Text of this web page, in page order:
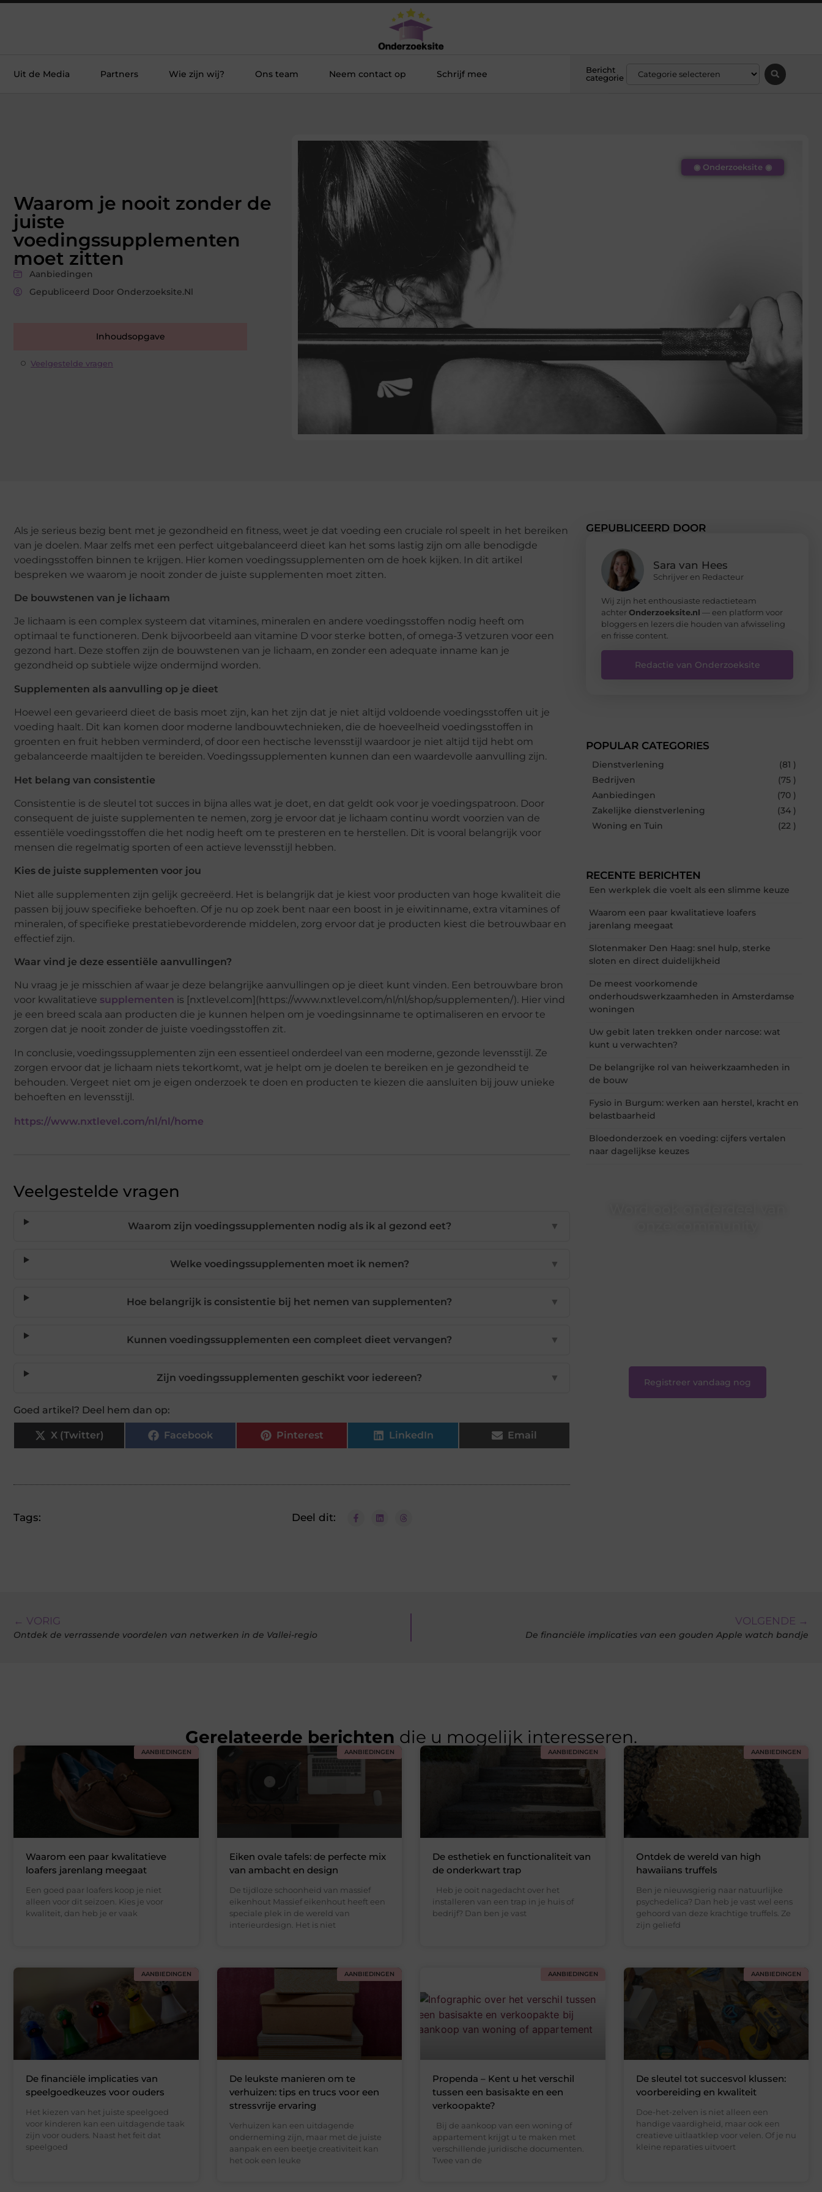
Uit de Media Partners Wie zijn wij? Ons team Neem contact op Schrijf mee
Bericht
categorie
Waarom je nooit zonder de
juiste
voedingssupplementen
moet zitten
Aanbiedingen
Gepubliceerd Door Onderzoeksite.nl
Inhoudsopgave
Veelgestelde vragen
◉ Onderzoeksite ◉
Als je serieus bezig bent met je gezondheid en fitness, weet je dat voeding een cruciale rol speelt in het bereiken
van je doelen. Maar zelfs met een perfect uitgebalanceerd dieet kan het soms lastig zijn om alle benodigde
voedingsstoffen binnen te krijgen. Hier komen voedingssupplementen om de hoek kijken. In dit artikel
bespreken we waarom je nooit zonder de juiste supplementen moet zitten.
De bouwstenen van je lichaam
Je lichaam is een complex systeem dat vitamines, mineralen en andere voedingsstoffen nodig heeft om
optimaal te functioneren. Denk bijvoorbeeld aan vitamine D voor sterke botten, of omega-3 vetzuren voor een
gezond hart. Deze stoffen zijn de bouwstenen van je lichaam, en zonder een adequate inname kan je
gezondheid op subtiele wijze ondermijnd worden.
Supplementen als aanvulling op je dieet
Hoewel een gevarieerd dieet de basis moet zijn, kan het zijn dat je niet altijd voldoende voedingsstoffen uit je
voeding haalt. Dit kan komen door moderne landbouwtechnieken, die de hoeveelheid voedingsstoffen in
groenten en fruit hebben verminderd, of door een hectische levensstijl waardoor je niet altijd tijd hebt om
gebalanceerde maaltijden te bereiden. Voedingssupplementen kunnen dan een waardevolle aanvulling zijn.
Het belang van consistentie
Consistentie is de sleutel tot succes in bijna alles wat je doet, en dat geldt ook voor je voedingspatroon. Door
consequent de juiste supplementen te nemen, zorg je ervoor dat je lichaam continu wordt voorzien van de
essentiële voedingsstoffen die het nodig heeft om te presteren en te herstellen. Dit is vooral belangrijk voor
mensen die regelmatig sporten of een actieve levensstijl hebben.
Kies de juiste supplementen voor jou
Niet alle supplementen zijn gelijk gecreëerd. Het is belangrijk dat je kiest voor producten van hoge kwaliteit die
passen bij jouw specifieke behoeften. Of je nu op zoek bent naar een boost in je eiwitinname, extra vitamines of
mineralen, of specifieke prestatiebevorderende middelen, zorg ervoor dat je producten kiest die betrouwbaar en
effectief zijn.
Waar vind je deze essentiële aanvullingen?
Nu vraag je je misschien af waar je deze belangrijke aanvullingen op je dieet kunt vinden. Een betrouwbare bron
voor kwalitatieve supplementen is [nxtlevel.com](https://www.nxtlevel.com/nl/nl/shop/supplementen/). Hier vind
je een breed scala aan producten die je kunnen helpen om je voedingsinname te optimaliseren en ervoor te
zorgen dat je nooit zonder de juiste voedingsstoffen zit.
In conclusie, voedingssupplementen zijn een essentieel onderdeel van een moderne, gezonde levensstijl. Ze
zorgen ervoor dat je lichaam niets tekortkomt, wat je helpt om je doelen te bereiken en je gezondheid te
behouden. Vergeet niet om je eigen onderzoek te doen en producten te kiezen die aansluiten bij jouw unieke
behoeften en levensstijl.
https://www.nxtlevel.com/nl/nl/home
Veelgestelde vragen
Waarom zijn voedingssupplementen nodig als ik al gezond eet? ▼
Welke voedingssupplementen moet ik nemen? ▼
Hoe belangrijk is consistentie bij het nemen van supplementen? ▼
Kunnen voedingssupplementen een compleet dieet vervangen? ▼
Zijn voedingssupplementen geschikt voor iedereen? ▼
Goed artikel? Deel hem dan op:
X (Twitter) Facebook Pinterest LinkedIn Email
Tags: Deel dit:
GEPUBLICEERD DOOR
Sara van Hees
Schrijver en Redacteur
Wij zijn het enthousiaste redactieteam
achterOnderzoeksite.nl — een platform voor
bloggers en lezers die houden van afwisseling
en frisse content.
Redactie van Onderzoeksite
POPULAR CATEGORIES
Dienstverlening
(81 )
Bedrijven
(75 )
Aanbiedingen
(70 )
Zakelijke dienstverlening
(34 )
Woning en Tuin
(22 )
RECENTE BERICHTEN
Een werkplek die voelt als een slimme keuze
Waarom een paar kwalitatieve loafers
jarenlang meegaat
Slotenmaker Den Haag: snel hulp, sterke
sloten en direct duidelijkheid
De meest voorkomende
onderhoudswerkzaamheden in Amsterdamse
woningen
Uw gebit laten trekken onder narcose: wat
kunt u verwachten?
De belangrijke rol van heiwerkzaamheden in
de bouw
Fysio in Burgum: werken aan herstel, kracht en
belastbaarheid
Bloedonderzoek en voeding: cijfers vertalen
naar dagelijkse keuzes
Registreer vandaag nog
← VORIG
Ontdek de verrassende voordelen van netwerken in de Vallei-regio
VOLGENDE →
De financiële implicaties van een gouden Apple watch bandje
Gerelateerde berichten die u mogelijk interesseren.
AANBIEDINGEN
Waarom een paar kwalitatieve
loafers jarenlang meegaat
Een goed paar loafers koop je niet
alleen voor dit seizoen. Kies je voor
kwaliteit, dan heb je er vaak
AANBIEDINGEN
Eiken ovale tafels: de perfecte mix
van ambacht en design
De tijdloze schoonheid van massief
eikenhout Massief eikenhout heeft een
speciale plek in de wereld van
interieurdesign. Het is niet
AANBIEDINGEN
De esthetiek en functionaliteit van
de onderkwart trap
Heb je ooit nagedacht over het
installeren van een trap in je huis of
bedrijf? Dan ben je vast
AANBIEDINGEN
Ontdek de wereld van high
hawaiians truffels
Ben je nieuwsgierig naar natuurlijke
psychedelica? Dan heb je vast wel eens
gehoord van deze krachtige truffels. Ze
zijn geliefd
AANBIEDINGEN
De financiële implicaties van
speelgoedkeuzes voor ouders
Het kiezen van het juiste speelgoed
voor kinderen kan een uitdagende taak
zijn voor ouders. Naast het feit dat
speelgoed
AANBIEDINGEN
De leukste manieren om te
verhuizen: tips en trucs voor een
stressvrije ervaring
Verhuizen kan een uitdagende
onderneming zijn, maar met de juiste
aanpak en een beetje creativiteit kan
het ook een leuke
AANBIEDINGEN
Propenda – Kent u het verschil
tussen een basisakte en een
verkoopakte?
Bij de aankoop van een woning of
appartement krijgt u te maken met
verschillende juridische documenten.
Twee van de
AANBIEDINGEN
De sleutel tot succesvol klussen:
voorbereiding en kwaliteit
Doe-het-zelven is niet alleen een
handige vaardigheid, maar ook een
creatieve uitlaatklep voor velen. Of je nu
kleine reparaties uitvoert